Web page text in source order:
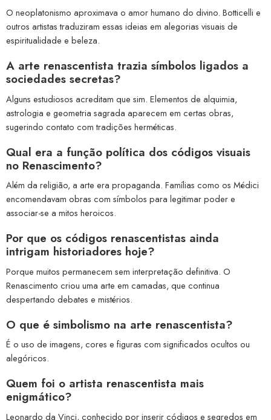
O neoplatonismo aproximava o amor humano do divino. Botticelli e
outros artistas traduziram essas ideias em alegorias visuais de
espiritualidade e beleza.
A arte renascentista trazia símbolos ligados a
sociedades secretas?
Alguns estudiosos acreditam que sim. Elementos de alquimia,
astrologia e geometria sagrada aparecem em certas obras,
sugerindo contato com tradições herméticas.
Qual era a função política dos códigos visuais
no Renascimento?
Além da religião, a arte era propaganda. Famílias como os Médici
encomendavam obras com símbolos para legitimar poder e
associar-se a mitos heroicos.
Por que os códigos renascentistas ainda
intrigam historiadores hoje?
Porque muitos permanecem sem interpretação definitiva. O
Renascimento criou uma arte em camadas, que continua
despertando debates e mistérios.
O que é simbolismo na arte renascentista?
É o uso de imagens, cores e figuras com significados ocultos ou
alegóricos.
Quem foi o artista renascentista mais
enigmático?
Leonardo da Vinci, conhecido por inserir códigos e segredos em